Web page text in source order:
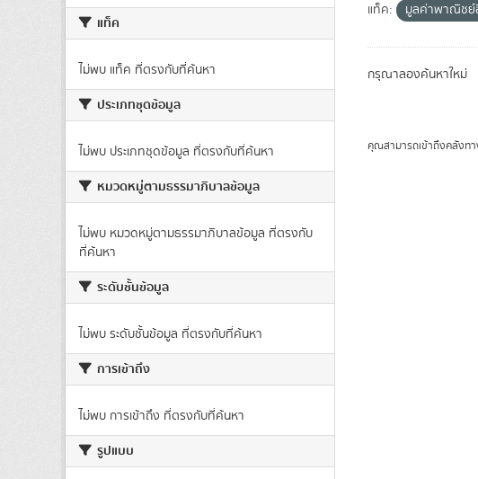
แท็ค
ไม่พบ แท็ค ที่ตรงกับที่ค้นหา
ประเภทชุดข้อมูล
ไม่พบ ประเภทชุดข้อมูล ที่ตรงกับที่ค้นหา
หมวดหมู่ตามธรรมาภิบาลข้อมูล
ไม่พบ หมวดหมู่ตามธรรมาภิบาลข้อมูล ที่ตรงกับ
ที่ค้นหา
ระดับชั้นข้อมูล
ไม่พบ ระดับชั้นข้อมูล ที่ตรงกับที่ค้นหา
การเข้าถึง
ไม่พบ การเข้าถึง ที่ตรงกับที่ค้นหา
รูปแบบ
แท็ค:
มูลค่าพาณิชย์
กรุณาลองค้นหาใหม่
คุณสามารถเข้าถึงคลังท